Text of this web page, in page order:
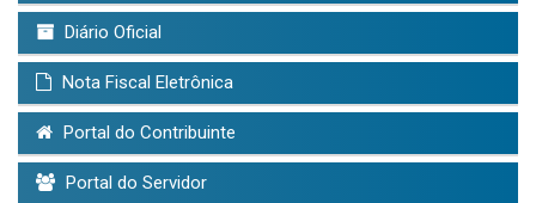
Diário Oficial
Nota Fiscal Eletrônica
Portal do Contribuinte
Portal do Servidor